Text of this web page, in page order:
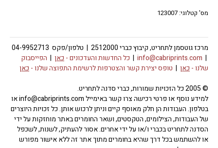
מס' קטלוגי: 123007
מרכז גוטסמן לתחריט, קיבוץ כברי 2512000 | טלפון/פקס 04-9952713
|
info@cabriprints.com
| כל החדשות והעדכונים -כאן | הפייסבוק
שלנו -כאן | טופס יצירת קשר והצטרפות לרשימת התפוצה שלנו -כאן
© 2005 כל הזכויות שמורות, כברי סדנה לתחריט.
למידע נוסף או פרטי רכישה צרו קשר באימייל info@cabriprints.com או
בטלפון. העבודות הן חלק מאוסף קיים וניתן לרכוש אותן. כל זכויות היוצרים
של העבודות, הצילומים, הטקסטים, ושאר החומרים באתר מוחזקות על ידי
הסדנה לתחריט בכברי ו/או על ידי אחרים. אסור להעתיק, לשנות, לשכפל
או להשתמש בכל דרך שהיא בחומרים מתוך אתר זה ללא אישור מפורש